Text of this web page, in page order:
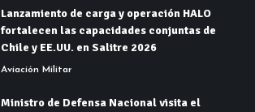
Lanzamiento de carga y operación HALO
fortalecen las capacidades conjuntas de
Chile y EE.UU. en Salitre 2026
Aviación Militar
Ministro de Defensa Nacional visita el